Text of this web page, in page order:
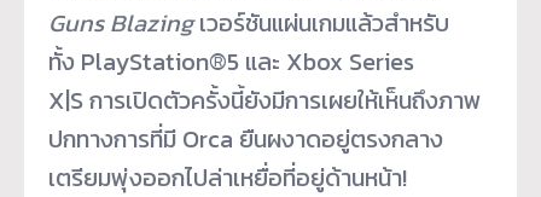
Guns Blazingเวอร์ชันแผ่นเกมแล้วสำหรับ
ทั้ง PlayStation®5 และ Xbox Series
X|S การเปิดตัวครั้งนี้ยังมีการเผยให้เห็นถึงภาพ
ปกทางการที่มี Orca ยืนผงาดอยู่ตรงกลาง
เตรียมพุ่งออกไปล่าเหยื่อที่อยู่ด้านหน้า!